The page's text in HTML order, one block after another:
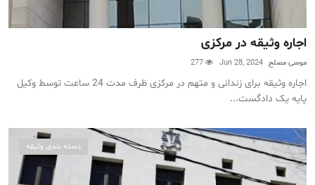
اجاره وثیقه در مرکزی
موسی مصلح Jun 28, 2024
اجاره وثیقه برای زندانی و متهم در مرکزی ظرف مدت 24 ساعت توسط وکیل
پایه یک دادگست...
دسته بندی وثیقه